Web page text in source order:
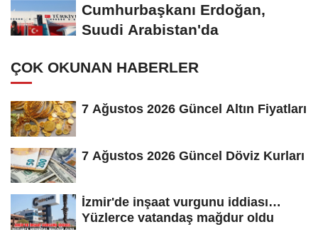
Cumhurbaşkanı Erdoğan,
Suudi Arabistan'da
ÇOK OKUNAN HABERLER
7 Ağustos 2026 Güncel Altın Fiyatları
7 Ağustos 2026 Güncel Döviz Kurları
İzmir'de inşaat vurgunu iddiası…
Yüzlerce vatandaş mağdur oldu